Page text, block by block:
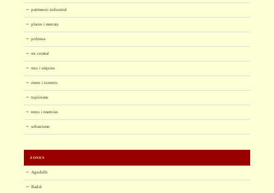
patrimoni industrial
places i mercats
pobresa
rec comtal
recs i sèquies
rieres i torrents
topònims
trens i tramvies
urbanisme
ZONES
Agudells
Badal